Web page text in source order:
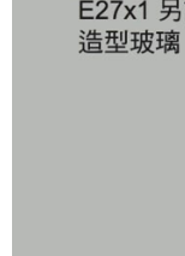
請求用戶進行身份認證
５．嚴禁一人註冊多個
恩沛科技股份有限公司